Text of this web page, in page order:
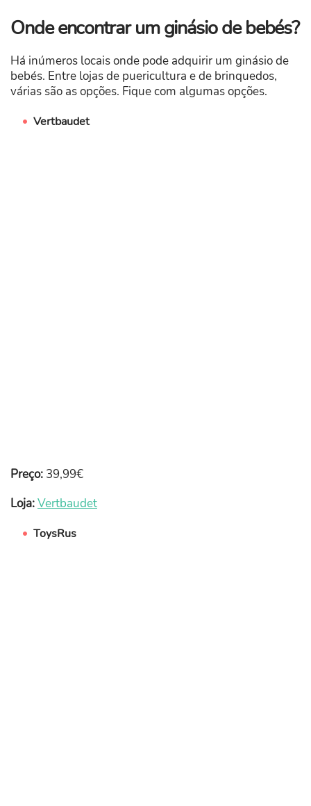
Onde encontrar um ginásio de bebés?
Há inúmeros locais onde pode adquirir um ginásio de
bebés. Entre lojas de puericultura e de brinquedos,
várias são as opções. Fique com algumas opções.
Vertbaudet
Preço: 39,99€
Loja:Vertbaudet
ToysRus